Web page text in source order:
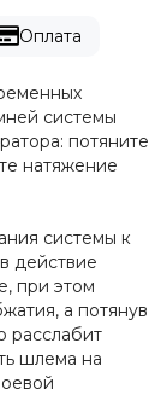
Оплата
системы
потяните
натяжение
системы к
действие
при этом
а потянув
расслабит
шлема на